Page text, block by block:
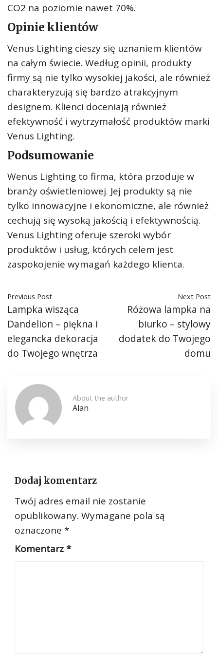
CO2 na poziomie nawet 70%.
Opinie klientów
Venus Lighting cieszy się uznaniem klientów
na całym świecie. Według opinii, produkty
firmy są nie tylko wysokiej jakości, ale również
charakteryzują się bardzo atrakcyjnym
designem. Klienci doceniają również
efektywność i wytrzymałość produktów marki
Venus Lighting.
Podsumowanie
Wenus Lighting to firma, która przoduje w
branży oświetleniowej. Jej produkty są nie
tylko innowacyjne i ekonomiczne, ale również
cechują się wysoką jakością i efektywnością.
Venus Lighting oferuje szeroki wybór
produktów i usług, których celem jest
zaspokojenie wymagań każdego klienta.
Previous Post
Lampka wisząca
Dandelion – piękna i
elegancka dekoracja
do Twojego wnętrza
Next Post
Różowa lampka na
biurko – stylowy
dodatek do Twojego
domu
About the author
Alan
Dodaj komentarz
Twój adres email nie zostanie
opublikowany. Wymagane pola są
oznaczone *
Komentarz*